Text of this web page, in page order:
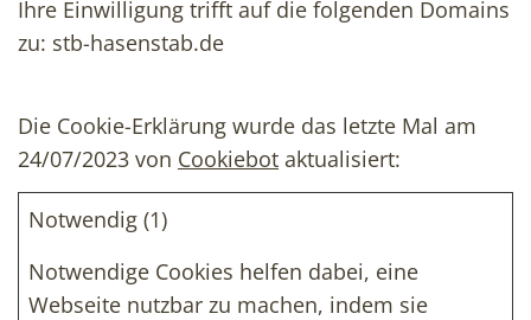
Ihre Einwilligung trifft auf die folgenden Domains
zu: stb-hasenstab.de
Die Cookie-Erklärung wurde das letzte Mal am
24/07/2023 von Cookiebot aktualisiert:
Notwendig (1)
Notwendige Cookies helfen dabei, eine
Webseite nutzbar zu machen, indem sie